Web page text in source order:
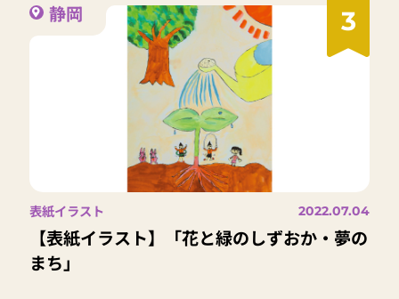
3
静岡
表紙イラスト 2022.07.04
【表紙イラスト】「花と緑のしずおか・夢の
まち」